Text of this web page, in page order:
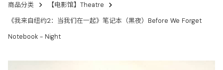
商品分类
【电影馆】Theatre
《我来自纽约2：当我们在一起》笔记本（黑夜）Before We Forget
Notebook - Night